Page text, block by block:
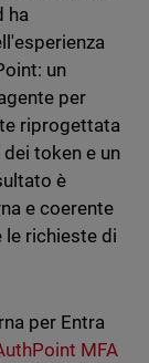
ha
un
per
riprogettata
token e un
è
e coerente
richieste di
per Entra
MFA